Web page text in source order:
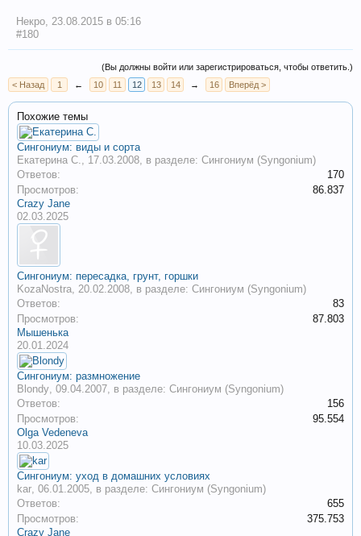
Некро, 23.08.2015 в 05:16
#180
(Вы должны войти или зарегистрироваться, чтобы ответить.)
< Назад
1 ← 10 11 12 13 14 → 16 Вперёд >
Похожие темы
Сингониум: виды и сорта
Екатерина С., 17.03.2008, в разделе: Сингониум (Syngonium)
Ответов:
170
Просмотров:
86.837
Crazy Jane
02.03.2025
Сингониум: пересадка, грунт, горшки
KozaNostra, 20.02.2008, в разделе: Сингониум (Syngonium)
Ответов:
83
Просмотров:
87.803
Мышенька
20.01.2024
Сингониум: размножение
Blondy, 09.04.2007, в разделе: Сингониум (Syngonium)
Ответов:
156
Просмотров:
95.554
Olga Vedeneva
10.03.2025
Сингониум: уход в домашних условиях
kar, 06.01.2005, в разделе: Сингониум (Syngonium)
Ответов:
655
Просмотров:
375.753
Crazy Jane